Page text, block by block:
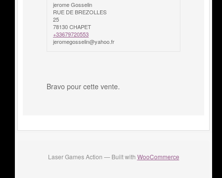
jerome Gosselin
RUE DE BREZOLLES
25
78130 CHAPET
+33679720553
jeromegosselin@yahoo.fr
Bravo pour cette vente.
Laser Games Action — Built with WooCommerce